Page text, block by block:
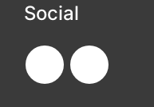
Social